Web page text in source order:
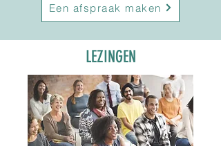
Een afspraak maken
LEZINGEN